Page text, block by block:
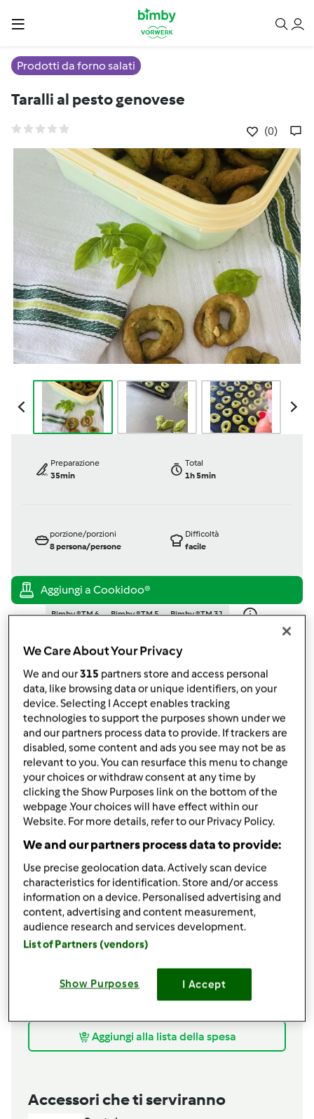
Prodotti da forno salati
Taralli al pesto genovese
(0)
Preparazione
35min
Total
1h 5min
porzione/porzioni
8persona/persone
Difficoltà
facile
Bimby ® TM 6 Bimby ® TM 5 Bimby ® TM 31
published: 30-08-2021
Aggiungi alle mie raccolte
condividi la ricetta
Crea variante
Ingredienti
Taralli al pesto genovese
1cucchiaiopesto genovese
300grammidi farina tipo 1
80grammivino bianco
50grammiacqua frizzante
1/2cucchiainosale
cucchiaino bicarbonato di sodio per uso
Aggiungi alla lista della spesa
Accessori che ti serviranno
We Care About Your Privacy
We and our315 partners store and access personal
data, like browsing data or unique identifiers, on your
device. Selecting I Accept enables tracking
technologies to support the purposes shown under we
and our partners process data to provide. If trackers are
disabled, some content and ads you see may not be as
relevant to you. You can resurface this menu to change
your choices or withdraw consent at any time by
clicking the Show Purposes link on the bottom of the
webpage .Your choices will have effect within our
Website. For more details, refer to our Privacy Policy.
We and our partners process data to provide:
Use precise geolocation data. Actively scan device
characteristics for identification. Store and/or access
information on a device. Personalised advertising and
content, advertising and content measurement,
audience research and services development.
List of Partners (vendors)
Show Purposes I Accept